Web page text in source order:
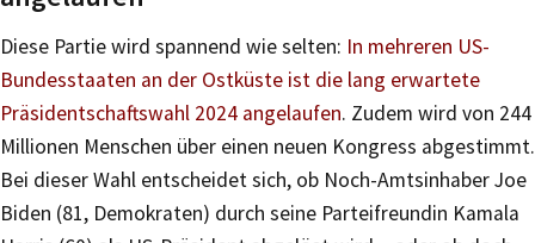
Diese Partie wird spannend wie selten: In mehreren US-
Bundesstaaten an der Ostküste ist die lang erwartete
Präsidentschaftswahl 2024 angelaufen. Zudem wird von 244
Millionen Menschen über einen neuen Kongress abgestimmt.
Bei dieser Wahl entscheidet sich, ob Noch-Amtsinhaber Joe
Biden (81, Demokraten) durch seine Parteifreundin Kamala